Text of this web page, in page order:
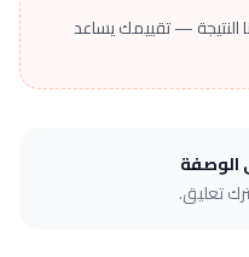
— تقييمك يساعد
الوصفة
تعليق.